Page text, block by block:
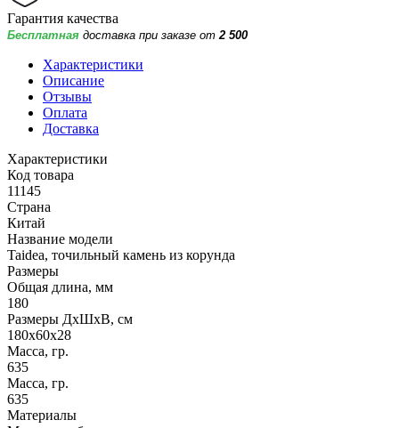
Гарантия качества
Бесплатная доставка при заказе от 2 500
Характеристики
Описание
Отзывы
Оплата
Доставка
Характеристики
Код товара
11145
Страна
Китай
Название модели
Taidea, точильный камень из корунда
Размеры
Общая длина, мм
180
Размеры ДхШхВ, см
180х60х28
Масса, гр.
635
Масса, гр.
635
Материалы